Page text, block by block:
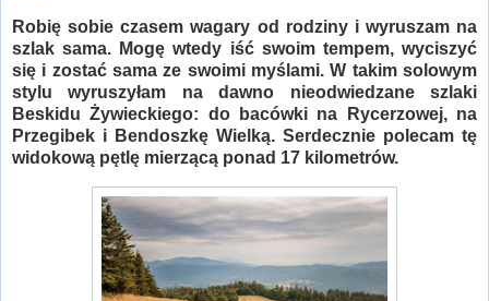
Robię sobie czasem wagary od rodziny i wyruszam na
szlak sama. Mogę wtedy iść swoim tempem, wyciszyć
się i zostać sama ze swoimi myślami. W takim solowym
stylu wyruszyłam na dawno nieodwiedzane szlaki
Beskidu Żywieckiego: do bacówki na Rycerzowej, na
Przegibek i Bendoszkę Wielką. Serdecznie polecam tę
widokową pętlę mierzącą ponad 17 kilometrów.